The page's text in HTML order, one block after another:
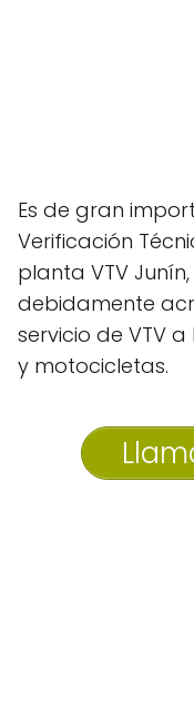
Es de gran
Verificación
planta VTV
debidamente
servicio de VTV
y motocicletas.